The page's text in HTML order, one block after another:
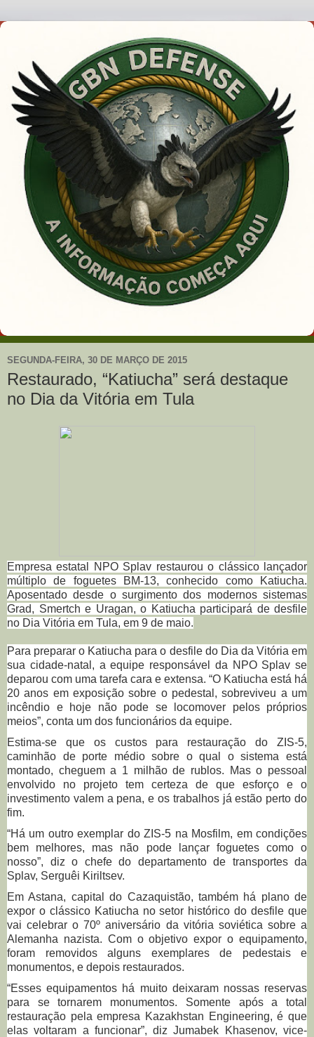
SEGUNDA-FEIRA, 30 DE MARÇO DE 2015
Restaurado, “Katiucha” será destaque
no Dia da Vitória em Tula
Empresa estatal NPO Splav restaurou o clássico lançador
múltiplo de foguetes BM-13, conhecido como Katiucha.
Aposentado desde o surgimento dos modernos sistemas
Grad, Smertch e Uragan, o Katiucha participará de desfile
no Dia Vitória em Tula, em 9 de maio.
Para preparar o Katiucha para o desfile do Dia da Vitória em
sua cidade-natal, a equipe responsável da NPO Splav se
deparou com uma tarefa cara e extensa. “O Katiucha está há
20 anos em exposição sobre o pedestal, sobreviveu a um
incêndio e hoje não pode se locomover pelos próprios
meios”, conta um dos funcionários da equipe.
Estima-se que os custos para restauração do ZIS-5,
caminhão de porte médio sobre o qual o sistema está
montado, cheguem a 1 milhão de rublos. Mas o pessoal
envolvido no projeto tem certeza de que esforço e o
investimento valem a pena, e os trabalhos já estão perto do
fim.
“Há um outro exemplar do ZIS-5 na Mosfilm, em condições
bem melhores, mas não pode lançar foguetes como o
nosso”, diz o chefe do departamento de transportes da
Splav, Serguêi Kiriltsev.
Em Astana, capital do Cazaquistão, também há plano de
expor o clássico Katiucha no setor histórico do desfile que
vai celebrar o 70º aniversário da vitória soviética sobre a
Alemanha nazista. Com o objetivo expor o equipamento,
foram removidos alguns exemplares de pedestais e
monumentos, e depois restaurados.
“Esses equipamentos há muito deixaram nossas reservas
para se tornarem monumentos. Somente após a total
restauração pela empresa Kazakhstan Engineering, é que
elas voltaram a funcionar”, diz Jumabek Khasenov, vice-